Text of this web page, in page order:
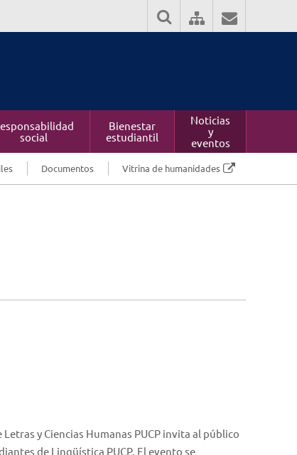
social
Bienestar
estudiantil
Noticias
y
eventos
Documentos Vitrina de humanidades
y Ciencias Humanas PUCP invita al público
de Lingüística PUCP. El evento se